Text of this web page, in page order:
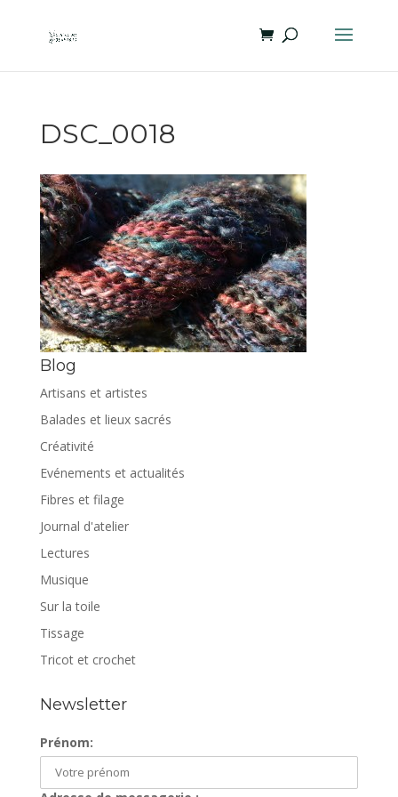
DSC_0018
Blog
Artisans et artistes
Balades et lieux sacrés
Créativité
Evénements et actualités
Fibres et filage
Journal d'atelier
Lectures
Musique
Sur la toile
Tissage
Tricot et crochet
Newsletter
Prénom: